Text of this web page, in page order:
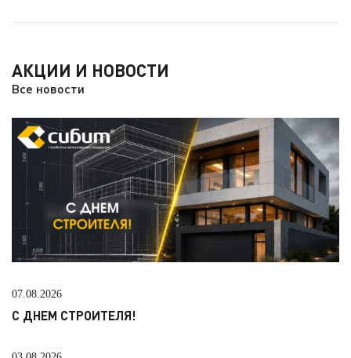
АКЦИИ И НОВОСТИ
Все новости
07.08.2026
С ДНЕМ СТРОИТЕЛЯ!